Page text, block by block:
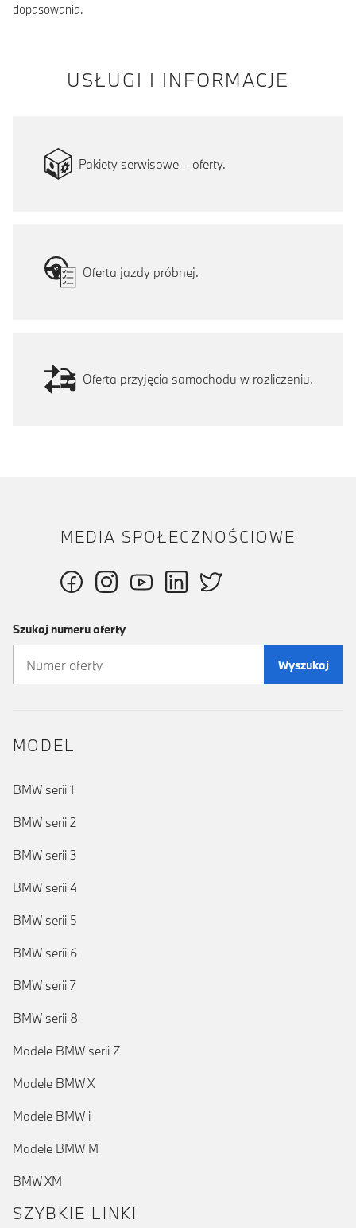
dopasowania.
USŁUGI I INFORMACJE
Pakiety serwisowe – oferty.
Oferta jazdy próbnej.
Oferta przyjęcia samochodu w rozliczeniu.
MEDIA SPOŁECZNOŚCIOWE
Szukaj numeru oferty
Wyszukaj
MODEL
BMW serii 1
BMW serii 2
BMW serii 3
BMW serii 4
BMW serii 5
BMW serii 6
BMW serii 7
BMW serii 8
Modele BMW serii Z
Modele BMW X
Modele BMW i
Modele BMW M
BMW XM
SZYBKIE LINKI